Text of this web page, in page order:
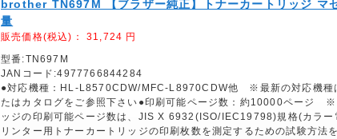
brother TN697M 【ブラザー純正】トナーカートリッジ マ
量
販売価格(税込)： 31,724 円
型番:TN697M
JANコード:4977766844284
●対応機種：HL-L8570CDW/MFC-L8970CDW他 ※最新の対応機種
たはカタログをご参照下さい●印刷可能ページ数：約10000ページ ※
ッジの印刷可能ページ数は、JIS X 6932(ISO/IEC19798)規格(カラー
リンター用トナーカートリッジの印刷枚数を測定するための試験方法